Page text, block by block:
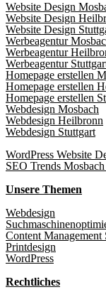
Website Design
Website Design
Website Design
Werbeagentur
Werbeagentur
Werbeagentur
Homepage erstellen
Homepage erstellen
Homepage erstellen
Webdesign Mosbach
Webdesign Heilbronn
Webdesign Stuttgart
WordPress Website
SEO Trends
Unsere Themen
Webdesign
Content Management
Printdesign
WordPress
Rechtliches